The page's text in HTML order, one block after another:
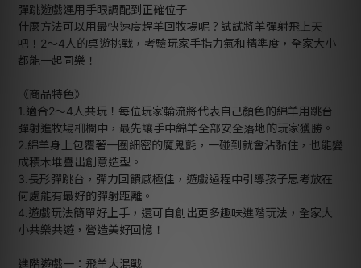
彈跳遊戲運用手眼調配到正確位子
什麼方法可以用最快速度趕羊回牧場呢？試試將羊彈射飛上天
吧！2～4人的桌遊挑戰，考驗玩家手指力氣和精準度，全家大小
都能一起同樂！
《商品特色》
1.適合2～4人共玩！每位玩家輪流將代表自己顏色的綿羊用跳台
彈射進牧場柵欄中，最先讓手中綿羊全部安全落地的玩家獲勝。
2.綿羊身上包覆著一圈細密的魔鬼氈，一碰到就會沾黏住，也能變
成積木堆疊出創意造型。
3.長形彈跳台，彈力回饋感極佳，遊戲過程中引導孩子思考放在
何處能有最好的彈射距離。
4.遊戲玩法簡單好上手，還可自創出更多趣味進階玩法，全家大
小共樂共遊，營造美好回憶！
進階遊戲一：飛羊大混戰